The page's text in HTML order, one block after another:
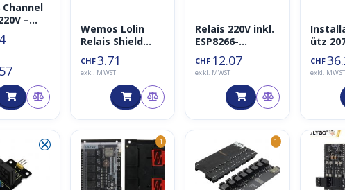
–
Wemos Lolin
Relais Shield
220V 10A 1CH für
ESP (Relay)
CHF3.71
exkl. MWST
Relais 220V inkl.
ESP8266-
01/ESP01 (relay)
CHF 12.07
exkl. MWST
ütz
230V
CHF
exkl. MWST
⮿ 1 1